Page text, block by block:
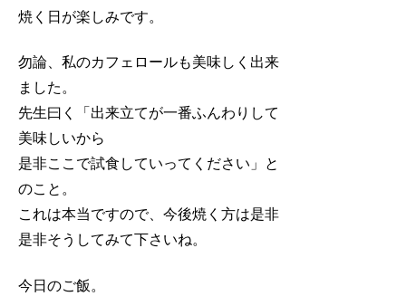
焼く日が楽しみです。
勿論、私のカフェロールも美味しく出来
ました。
先生曰く「出来立てが一番ふんわりして
美味しいから
是非ここで試食していってください」と
のこと。
これは本当ですので、今後焼く方は是非
是非そうしてみて下さいね。
今日のご飯。